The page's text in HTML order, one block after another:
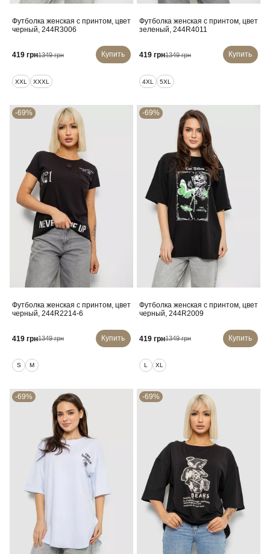
Футболка женская с принтом, цвет
черный, 244R3006
419 грн1349 грн Купить
XXL XXXL
Футболка женская с принтом, цвет
зеленый, 244R4011
419 грн1349 грн Купить
4XL 5XL
-69%
Футболка женская с принтом, цвет
черный, 244R2214-6
419 грн1349 грн Купить
S M
-69%
Футболка женская с принтом, цвет
черный, 244R2009
419 грн1349 грн Купить
L XL
-69% -69%